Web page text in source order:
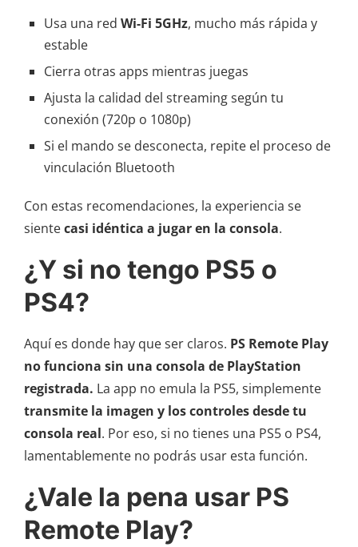
Usa una red Wi-Fi 5GHz, mucho más rápida y
estable
Cierra otras apps mientras juegas
Ajusta la calidad del streaming según tu
conexión (720p o 1080p)
Si el mando se desconecta, repite el proceso de
vinculación Bluetooth
Con estas recomendaciones, la experiencia se
sientecasi idéntica a jugar en la consola.
¿Y si no tengo PS5 o
PS4?
Aquí es donde hay que ser claros. PS Remote Play
no funciona sin una consola de PlayStation
registrada. La app no emula la PS5, simplemente
transmite la imagen y los controles desde tu
consola real. Por eso, si no tienes una PS5 o PS4,
lamentablemente no podrás usar esta función.
¿Vale la pena usar PS
Remote Play?